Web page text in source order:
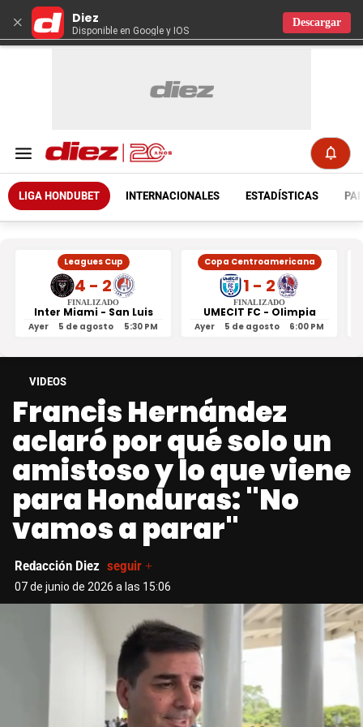
× Diez
Disponible en Google y IOS
Descargar
LIGA HONDUBET INTERNACIONALES ESTADÍSTICAS
Leagues Cup
4 - 2
FINALIZADO
Inter Miami - San Luis
Ayer 5 de agosto 5:30 PM
Copa Centroamericana
1 - 2
FINALIZADO
UMECIT FC - Olimpia
Ayer 5 de agosto 6:00 PM
VIDEOS
Francis Hernández
aclaró por qué solo un
amistoso y lo que viene
para Honduras: "No
vamos a parar"
Redacción Diez seguir +
07 de junio de 2026 a las 15:06